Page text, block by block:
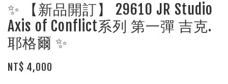
✨ 【新品開訂】 29610 JR Studio
Axis of Conflict系列 第一彈 吉克.
耶格爾 ✨
NT$ 4,000